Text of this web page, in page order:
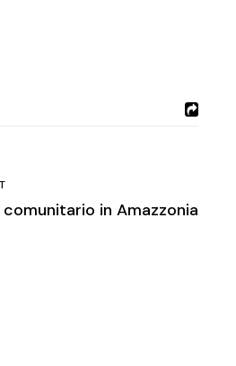
comunitario in Amazzonia